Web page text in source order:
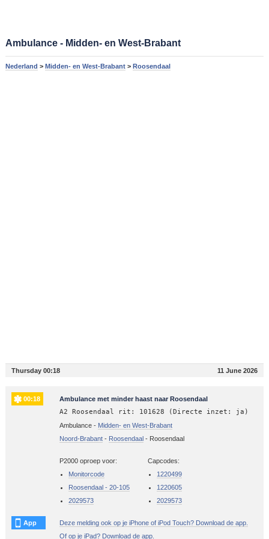
Ambulance - Midden- en West-Brabant
Nederland > Midden- en West-Brabant> Roosendaal
Thursday 00:18 11 June 2026
00:18 Ambulance met minder haast naar Roosendaal
A2 Roosendaal rit: 101628 (Directe inzet: ja)
Ambulance - Midden- en West-Brabant
Noord-Brabant- Roosendaal- Roosendaal
P2000 oproep voor:
Monitorcode
Roosendaal - 20-105
2029573
Capcodes:
1220499
1220605
2029573
App
Deze melding ook op je iPhone of iPod Touch? Download de app.
Of op je iPad? Download de app.